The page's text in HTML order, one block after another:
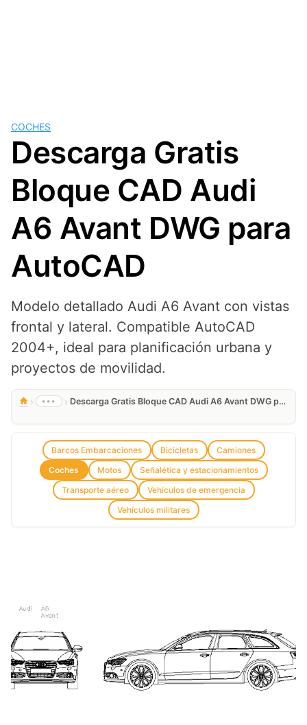
COCHES
Descarga Gratis
Bloque CAD Audi
A6 Avant DWG para
AutoCAD
Modelo detallado Audi A6 Avant con vistas
frontal y lateral. Compatible AutoCAD
2004+, ideal para planificación urbana y
proyectos de movilidad.
› ••• › Descarga Gratis Bloque CAD Audi A6 Avant DWG para AutoCAD
Barcos Embarcaciones Bicicletas
Camiones
Coches
Motos
Señalética y estacionamientos
Transporte aéreo
Vehículos de emergencia
Vehículos militares